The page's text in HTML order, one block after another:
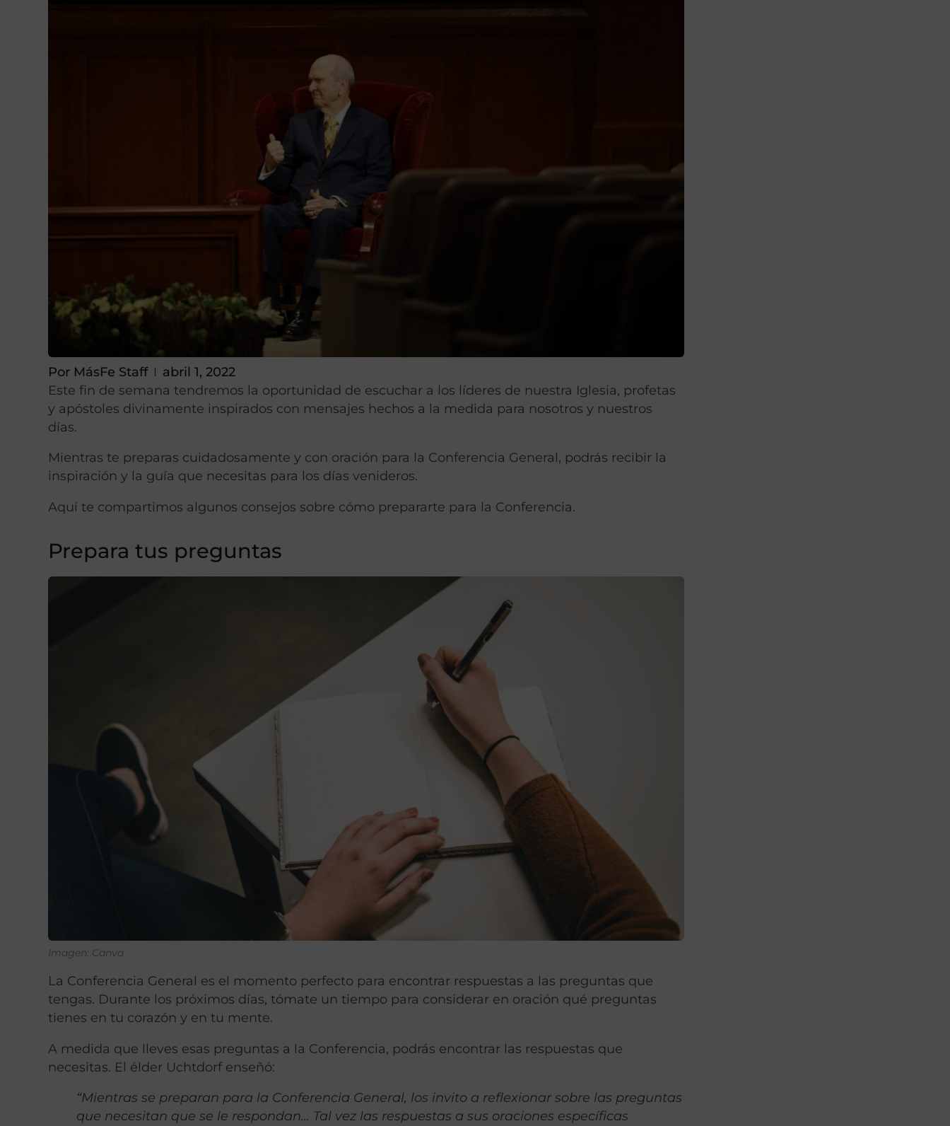
Por MásFe Staff
abril 1, 2022
Este fin de semana tendremos la oportunidad de escuchar a los líderes de nuestra Iglesia, profetas
y apóstoles divinamente inspirados con mensajes hechos a la medida para nosotros y nuestros
días.
Mientras te preparas cuidadosamente y con oración para la Conferencia General, podrás recibir la
inspiración y la guía que necesitas para los días venideros.
Aquí te compartimos algunos consejos sobre cómo prepararte para la Conferencia.
Prepara tus preguntas
Imagen: Canva
La Conferencia General es el momento perfecto para encontrar respuestas a las preguntas que
tengas. Durante los próximos días, tómate un tiempo para considerar en oración qué preguntas
tienes en tu corazón y en tu mente.
A medida que lleves esas preguntas a la Conferencia, podrás encontrar las respuestas que
necesitas. El élder Uchtdorf enseñó:
“Mientras se preparan para la Conferencia General, los invito a reflexionar sobre las preguntas
que necesitan que se le respondan… Tal vez las respuestas a sus oraciones específicas